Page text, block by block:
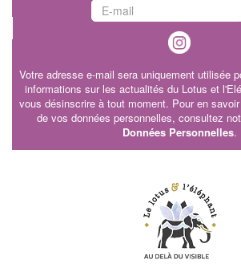
Votre adresse e-mail sera uniquement utilisée
informations sur les actualités du Lotus et
vous désinscrire à tout moment. Pour en
de vos données personnelles, consultez
Données Personnelles.